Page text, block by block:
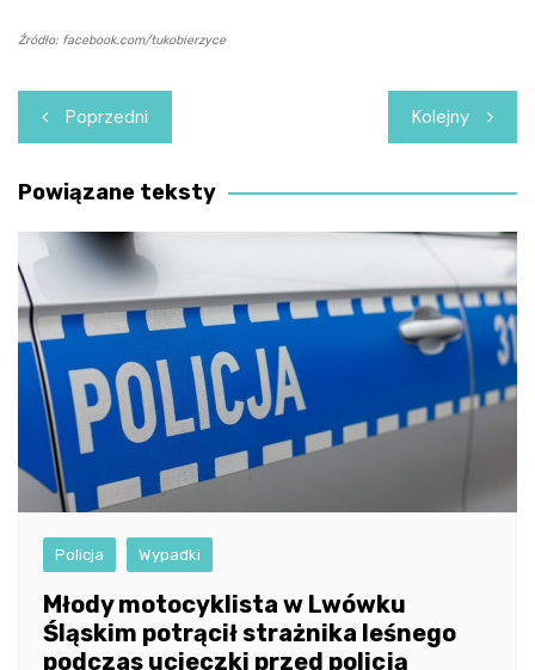
Źródło: facebook.com/tukobierzyce
Nawigacja
wpisu
Poprzedni Kolejny
Powiązane teksty
Policja Wypadki
Młody motocyklista w Lwówku
Śląskim potrącił strażnika leśnego
podczas ucieczki przed policją